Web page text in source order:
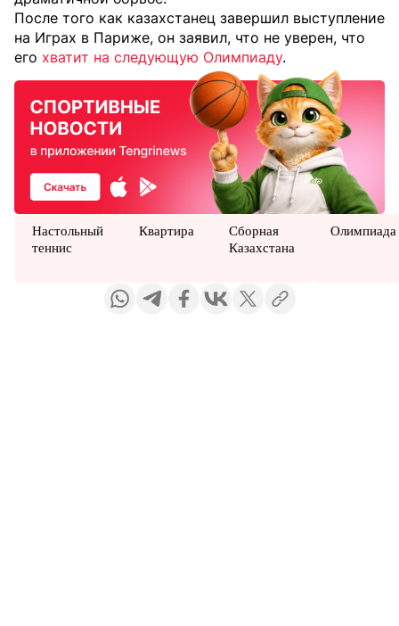
После того как казахстанец завершил выступление
на Играх в Париже, он заявил, что не уверен, что
его хватит на следующую Олимпиаду.
Настольный
теннис
Квартира
Сборная
Казахстана
Олимпиада